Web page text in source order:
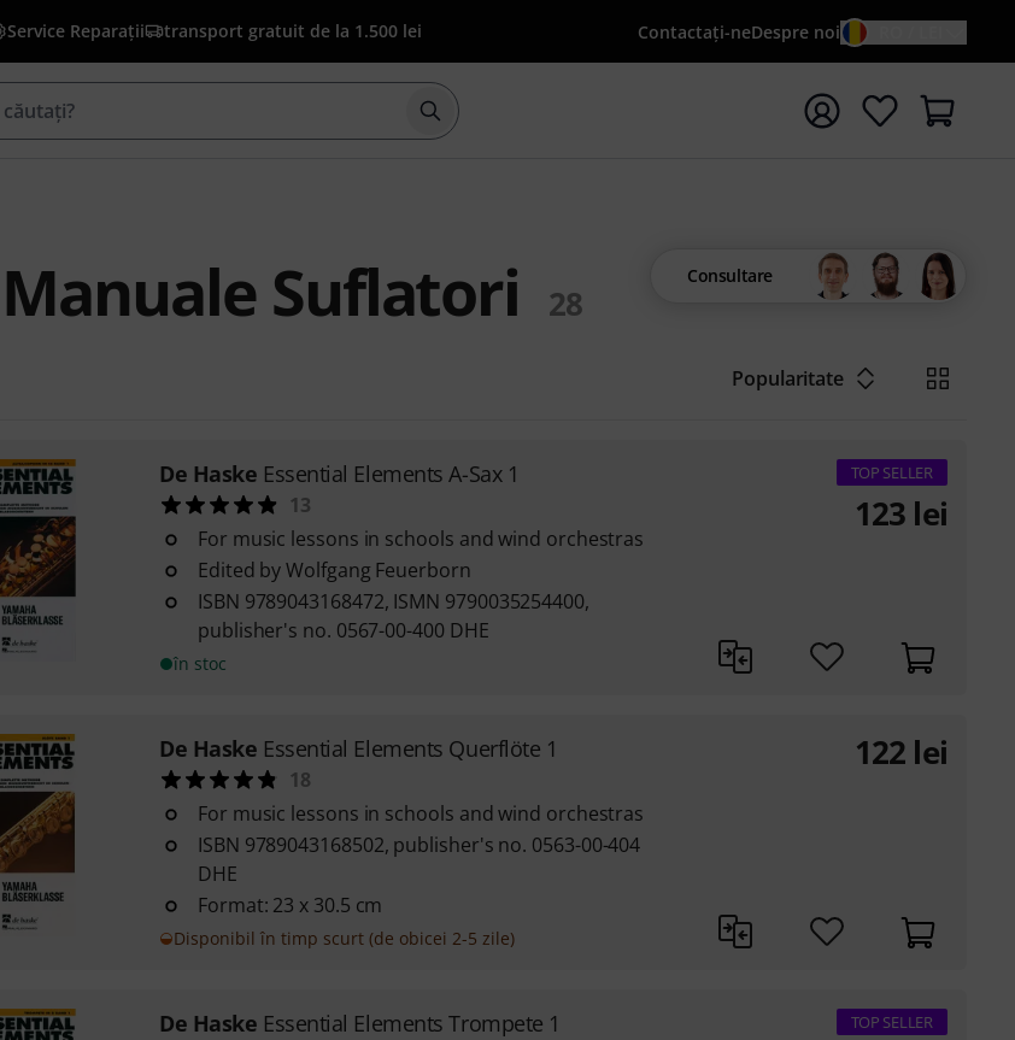
Service Reparații transport gratuit de la 1.500 lei Contactaţi-neDespre noi
Începeți căutarea cu termenul de căutare {searchTerm}
Suflatori 28
Consultare
Popularitate
De Haske Essential Elements A-Sax 1
13
For music lessons in schools and wind orchestras
Edited by Wolfgang Feuerborn
ISBN 9789043168472, ISMN 9790035254400,
publisher's no. 0567-00-400 DHE
în stoc
TOP SELLER
123 lei
De Haske Essential Elements Querflöte 1
18
For music lessons in schools and wind orchestras
ISBN 9789043168502, publisher's no. 0563-00-404
DHE
Format: 23 x 30.5 cm
Disponibil în timp scurt (de obicei 2-5 zile)
122 lei
De Haske Essential Elements Trompete 1 TOP SELLER